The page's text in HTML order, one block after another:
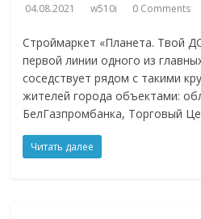
04.08.2021 w510i 0 Comments
Строймаркет «Планета. Твой
первой линии одного из
соседствует рядом с такими
жителей города объектами:
БелГазпромбанка, Торговый
Читать далее